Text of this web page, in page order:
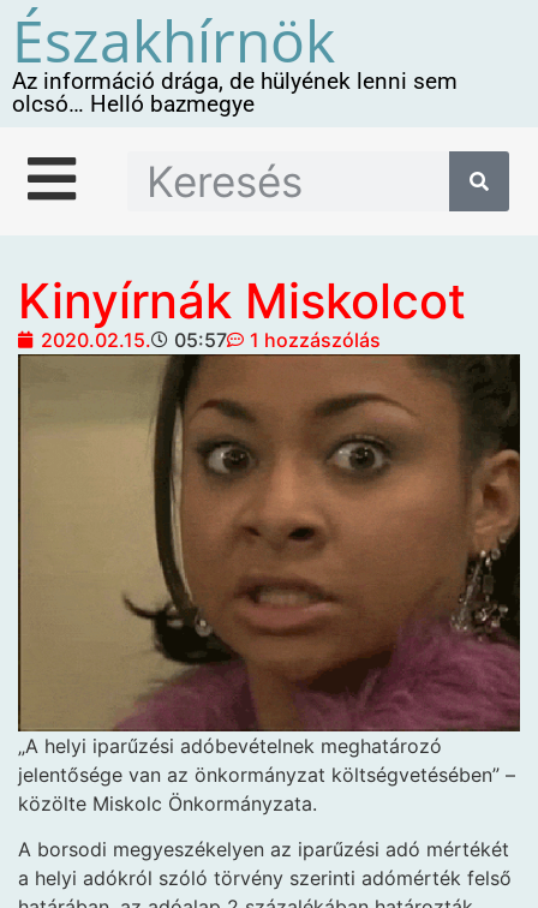
Északhírnök
Az információ drága, de hülyének lenni sem
olcsó… Helló bazmegye
Kinyírnák Miskolcot
2020.02.15. 05:57 1 hozzászólás
„A helyi iparűzési adóbevételnek meghatározó
jelentősége van az önkormányzat költségvetésében” –
közölte Miskolc Önkormányzata.
A borsodi megyeszékelyen az iparűzési adó mértékét
a helyi adókról szóló törvény szerinti adómérték felső